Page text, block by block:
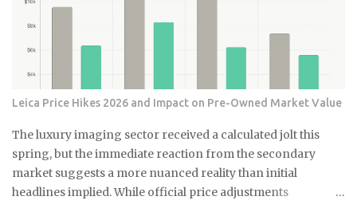
Leica Price Hikes 2026 and Impact on Pre-Owned Market Value
The luxury imaging sector received a calculated jolt this
spring, but the immediate reaction from the secondary
market suggests a more nuanced reality than initial
headlines implied. While official price adjustments